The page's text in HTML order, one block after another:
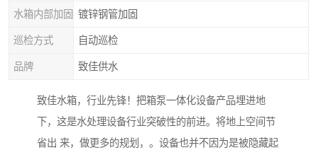
水箱内部加固 镀锌钢管加固
巡检方式 自动巡检
品牌 致佳供水
致佳水箱，行业先锋！把箱泵一体化设备产品埋进地
下，这是水处理设备行业突破性的前进。将地上空间节
省出 来，做更多的规划，。设备也并不因为是被隐藏起